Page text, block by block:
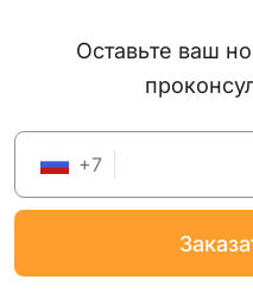
Оставьте ваш номер телефона и мы
+7